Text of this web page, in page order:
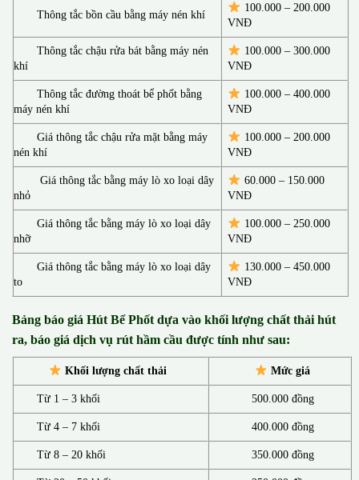
Thông tắc bồn cầu bằng máy nén khí
100.000 – 200.000
VNĐ
Thông tắc chậu rửa bát bằng máy nén
khí
100.000 – 300.000
VNĐ
Thông tắc đường thoát bể phốt bằng
máy nén khí
100.000 – 400.000
VNĐ
Giá thông tắc chậu rửa mặt bằng máy
nén khí
100.000 – 200.000
VNĐ
Giá thông tắc bằng máy lò xo loại dây
nhỏ
60.000 – 150.000
VNĐ
Giá thông tắc bằng máy lò xo loại dây
nhỡ
100.000 – 250.000
VNĐ
Giá thông tắc bằng máy lò xo loại dây
to
130.000 –450.000
VNĐ
Bảng báo giá Hút Bể Phốt dựa vào khối lượng chất thải hút
ra, báo giá dịch vụ rút hầm cầu được tính như sau:
Khối lượng chất thải Mức giá
Từ 1 – 3 khối 500.000 đồng
Từ 4 – 7 khối 400.000 đồng
Từ 8 – 20 khối 350.000 đồng